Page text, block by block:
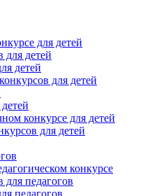
для детей
для детей
детей
для детей
конкурсе для детей
для детей
конкурсе
для педагогов
педагогов